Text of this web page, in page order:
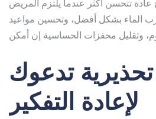
عادة تتحسن أكثر عندما يلتزم المريض
الماء بشكل أفضل، وتحسين مواعيد
تدعوك
لإعادة التفكير